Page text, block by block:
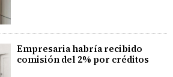
Empresaria habría recibido
comisión del 2% por créditos